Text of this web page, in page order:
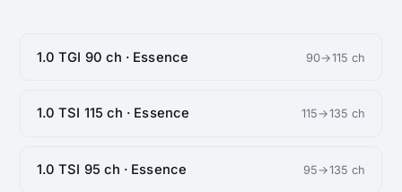
1.0 TGI 90 ch · Essence 90→115 ch
1.0 TSI 115 ch · Essence 115→135 ch
1.0 TSI 95 ch · Essence 95→135 ch